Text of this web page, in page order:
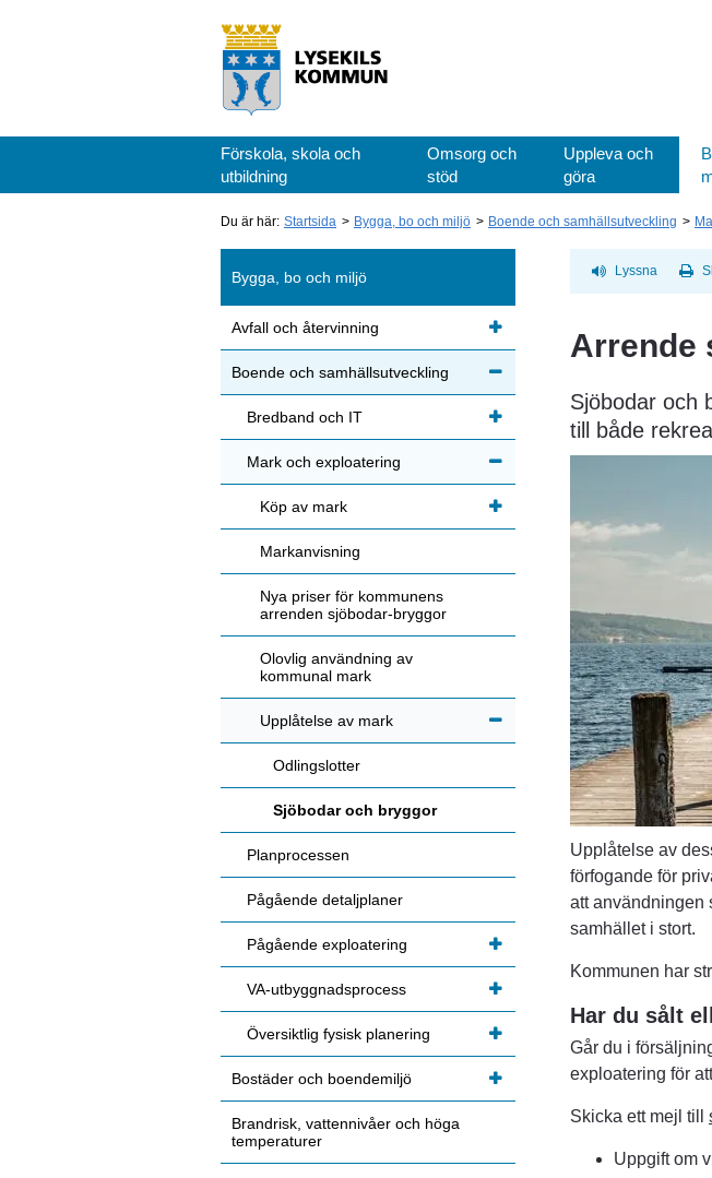
Förskola, skola och
utbildning
Omsorg och
stöd
Uppleva och
göra
Du är här: Startsida Bygga, bo och miljö Boende och samhällsutveckling
Lyssna
Arrende
Sjöbodar och
till både
Upplåtelse av
förfogande för
att användningen
samhället i stort.
Kommunen har
Har du sålt
Går du i
exploatering för
Skicka ett mejl till
Uppgift om
Bygga, bo och miljö
Avfall och återvinning
Boende och samhällsutveckling
Bredband och IT
Mark och exploatering
Köp av mark
Markanvisning
Nya priser för kommunens
arrenden sjöbodar-bryggor
Olovlig användning av
kommunal mark
Upplåtelse av mark
Odlingslotter
Sjöbodar och bryggor
Planprocessen
Pågående detaljplaner
Pågående exploatering
VA-utbyggnadsprocess
Översiktlig fysisk planering
Bostäder och boendemiljö
Brandrisk, vattennivåer och höga
temperaturer